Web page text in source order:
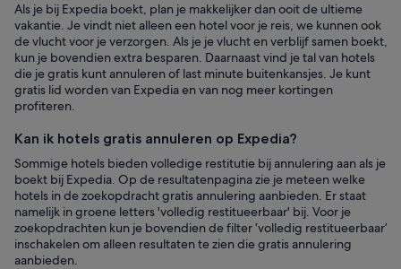
Als je bij Expedia boekt, plan je makkelijker dan ooit de ultieme
vakantie. Je vindt niet alleen een hotel voor je reis, we kunnen ook
de vlucht voor je verzorgen. Als je je vlucht en verblijf samen boekt,
kun je bovendien extra besparen. Daarnaast vind je tal van hotels
die je gratis kunt annuleren of last minute buitenkansjes. Je kunt
gratis lid worden van Expedia en van nog meer kortingen
profiteren.
Kan ik hotels gratis annuleren op Expedia?
Sommige hotels bieden volledige restitutie bij annulering aan als je
boekt bij Expedia. Op de resultatenpagina zie je meteen welke
hotels in de zoekopdracht gratis annulering aanbieden. Er staat
namelijk in groene letters 'volledig restitueerbaar' bij. Voor je
zoekopdrachten kun je bovendien de filter ‘volledig restitueerbaar’
inschakelen om alleen resultaten te zien die gratis annulering
aanbieden.